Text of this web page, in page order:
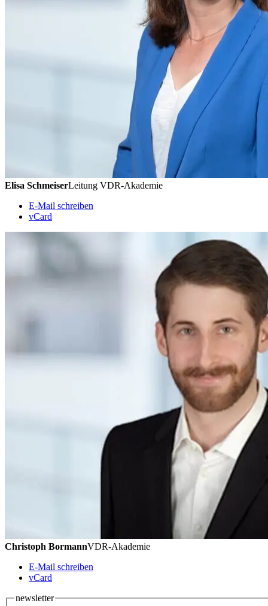
Elisa SchmeiserLeitung VDR-Akademie
E-Mail schreiben
vCard
Christoph BormannVDR-Akademie
E-Mail schreiben
vCard
newsletter